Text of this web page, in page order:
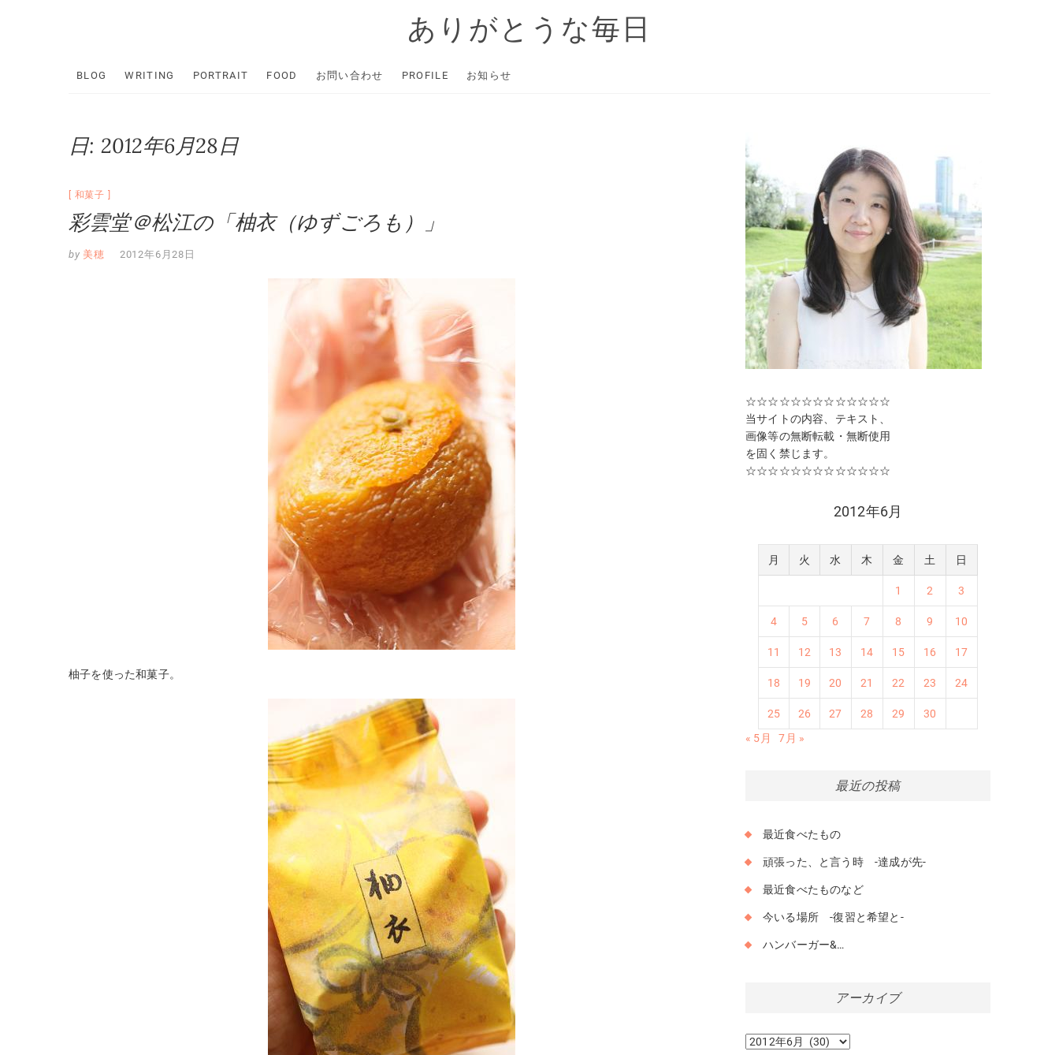
ありがとうな毎日
BLOG WRITING PORTRAIT FOOD お問い合わせ PROFILE お知らせ
日: 2012年6月28日
和菓子
彩雲堂＠松江の「柚衣（ゆずごろも）」
by 美穂 2012年6月28日
柚子を使った和菓子。
☆☆☆☆☆☆☆☆☆☆☆☆☆
当サイトの内容、テキスト、
画像等の無断転載・無断使用
を固く禁じます。
☆☆☆☆☆☆☆☆☆☆☆☆☆
2012年6月
月 火 水 木 金 土 日
1 2 3
4 5 6 7 8 9 10
11 12 13 14 15 16 17
18 19 20 21 22 23 24
25 26 27 28 29
30
« 5月
7月 »
最近の投稿
最近食べたもの
頑張った、と言う時 -達成が先-
最近食べたものなど
今いる場所 -復習と希望と-
ハンバーガー&…
アーカイブ
ア